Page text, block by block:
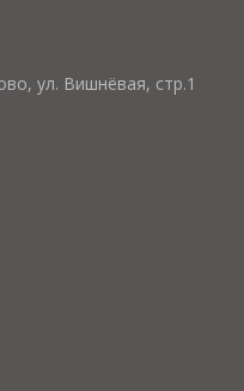
ул. Вишнёвая, стр.1